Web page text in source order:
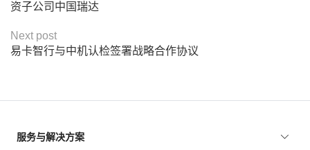
资子公司中国瑞达
Next post
易卡智行与中机认检签署战略合作协议
服务与解决方案